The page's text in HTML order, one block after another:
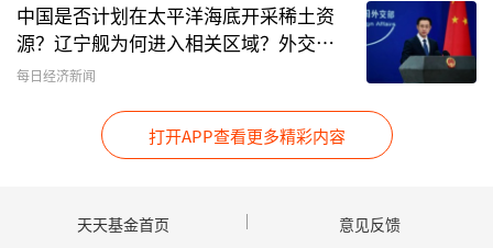
中国是否计划在太平洋海底开采稀土资
源？辽宁舰为何进入相关区域？外交部
回应
每日经济新闻
打开APP查看更多精彩内容
天天基金首页 意见反馈